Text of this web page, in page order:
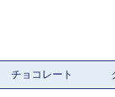
チョコレート